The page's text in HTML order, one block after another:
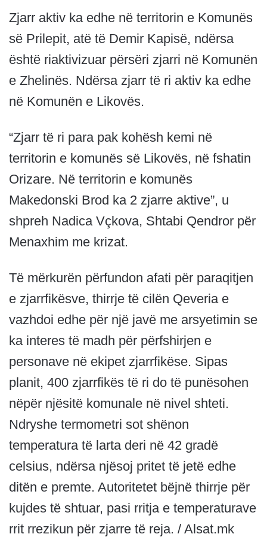
Zjarr aktiv ka edhe në territorin e Komunës
së Prilepit, atë të Demir Kapisë, ndërsa
është riaktivizuar përsëri zjarri në Komunën
e Zhelinës. Ndërsa zjarr të ri aktiv ka edhe
në Komunën e Likovës.
“Zjarr të ri para pak kohësh kemi në
territorin e komunës së Likovës, në fshatin
Orizare. Në territorin e komunës
Makedonski Brod ka 2 zjarre aktive”, u
shpreh Nadica Vçkova, Shtabi Qendror për
Menaxhim me krizat.
Të mërkurën përfundon afati për paraqitjen
e zjarrfikësve, thirrje të cilën Qeveria e
vazhdoi edhe për një javë me arsyetimin se
ka interes të madh për përfshirjen e
personave në ekipet zjarrfikëse. Sipas
planit, 400 zjarrfikës të ri do të punësohen
nëpër njësitë komunale në nivel shteti.
Ndryshe termometri sot shënon
temperatura të larta deri në 42 gradë
celsius, ndërsa njësoj pritet të jetë edhe
ditën e premte. Autoritetet bëjnë thirrje për
kujdes të shtuar, pasi rritja e temperaturave
rrit rrezikun për zjarre të reja. / Alsat.mk